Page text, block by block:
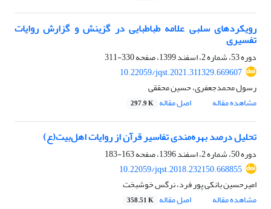
رویکردهای سلبی علامه طباطبایی در گزینش و گزارش روایات
تفسیری
دوره 53، شماره 2، اسفند 1399، صفحه
330-311
10.22059/jqst.2021.311329.669607
رسول محمدجعفری، حسین محققی
مشاهده مقاله
اصل مقاله 297.9 K
تحلیل درصد بهره‌مندی تفاسیر قرآن از روایات اهل‌بیت(ع)
دوره 50، شماره 2، اسفند 1396، صفحه
163-183
10.22059/jqst.2018.232150.668855
امیرحسین بانکی پور فرد، نرگس خوشبخت
مشاهده مقاله
اصل مقاله 358.51 K